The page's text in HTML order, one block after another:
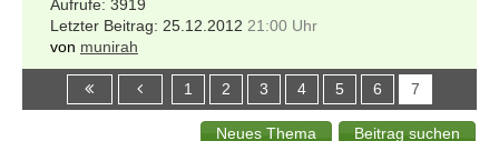
3919
25.12.2012 21:00 Uhr
von munirah
1 2 3 4 5 6 7